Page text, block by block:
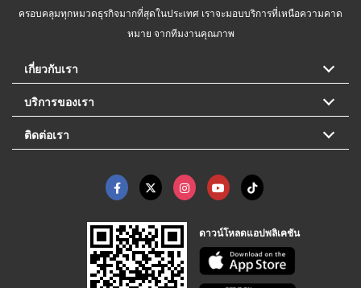
ครอบคลุมทุกหมวดธุรกิจมากที่สุดในประเทศ เราจะมอบบริการที่เหนือความคาด
หมาย จากทีมงานคุณภาพ
เกี่ยวกับเรา
บริการของเรา
ติดต่อเรา
ดาวน์โหลดแอปพลิเคชัน